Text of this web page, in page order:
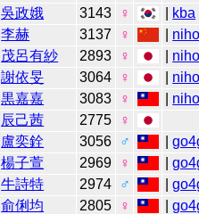
吳政娥 3143 ♀ kba
李赫 3137 ♀
茂呂有紗 2893 ♀
謝依旻 3064 ♀
黒嘉嘉 3083 ♀
辰己茜 2775
♀
盧奕銓 3056 ♂ |
楊子萱 2969 ♀ |
牛詩特 2974 ♂ |
俞俐均 2805 ♀ |